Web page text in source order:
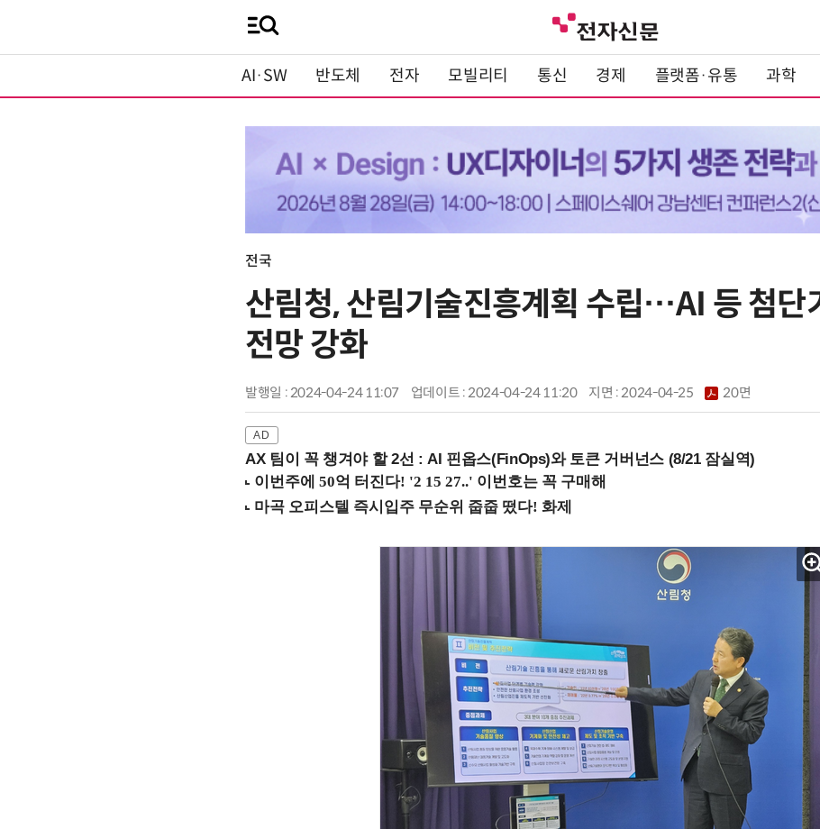
AI·SW 반도체 전자 모빌리티 통신 경제 플랫폼·유통 과학
전국
산림청, 산림기술진흥계획 수립…AI 등 첨단
전망 강화
발행일 : 2024-04-24 11:07 업데이트 : 2024-04-24 11:20 지면 :2024-04-25 20면
AX 팀이 꼭 챙겨야 할 2선 : AI 핀옵스(FinOps)와 토큰 거버넌스 (8/21 잠실역)